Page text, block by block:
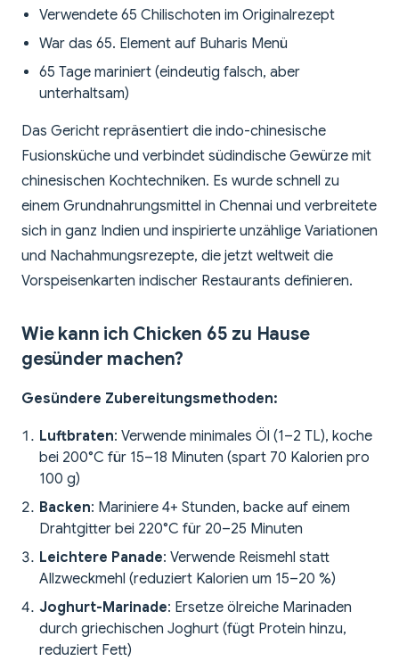
Verwendete 65 Chilischoten im Originalrezept
War das 65. Element auf Buharis Menü
65 Tage mariniert (eindeutig falsch, aber
unterhaltsam)
Das Gericht repräsentiert die indo-chinesische
Fusionsküche und verbindet südindische Gewürze mit
chinesischen Kochtechniken. Es wurde schnell zu
einem Grundnahrungsmittel in Chennai und verbreitete
sich in ganz Indien und inspirierte unzählige Variationen
und Nachahmungsrezepte, die jetzt weltweit die
Vorspeisenkarten indischer Restaurants definieren.
Wie kann ich Chicken 65 zu Hause
gesünder machen?
Gesündere Zubereitungsmethoden:
Luftbraten: Verwende minimales Öl (1–2 TL), koche
bei 200°C für 15–18 Minuten (spart 70 Kalorien pro
100 g)
Backen: Mariniere 4+ Stunden, backe auf einem
Drahtgitter bei 220°C für 20–25 Minuten
Leichtere Panade: Verwende Reismehl statt
Allzweckmehl (reduziert Kalorien um 15–20 %)
Joghurt-Marinade: Ersetze ölreiche Marinaden
durch griechischen Joghurt (fügt Protein hinzu,
reduziert Fett)